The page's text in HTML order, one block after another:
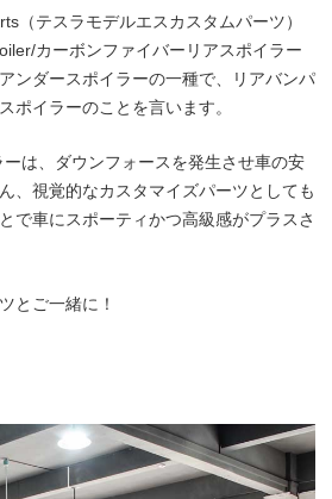
（テスラモデルエスカスタムパーツ）
カーボンファイバーリアスポイラー
ンダースポイラーの一種で、リアバンパ
ポイラーのことを言います。
は、ダウンフォースを発生させ車の安
、視覚的なカスタマイズパーツとしても
で車にスポーティかつ高級感がプラスさ
とご一緒に！